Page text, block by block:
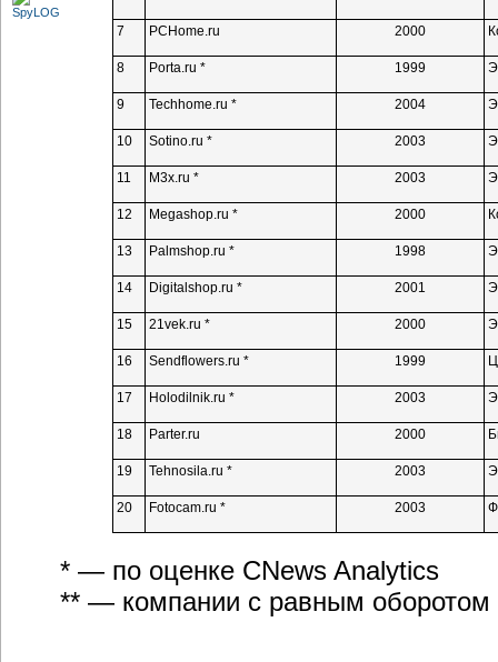
7 PCHome.ru 2000
8 Porta.ru * 1999
9 Techhome.ru * 2004
10 Sotino.ru * 2003
11 M3x.ru * 2003
12 Megashop.ru * 2000
13 Palmshop.ru * 1998
14 Digitalshop.ru * 2001
15 21vek.ru * 2000
16 Sendflowers.ru * 1999
17 Holodilnik.ru * 2003
18 Parter.ru 2000
19 Tehnosila.ru * 2003
20 Fotocam.ru * 2003
* — по оценке CNews Analytics
** — компании с равным